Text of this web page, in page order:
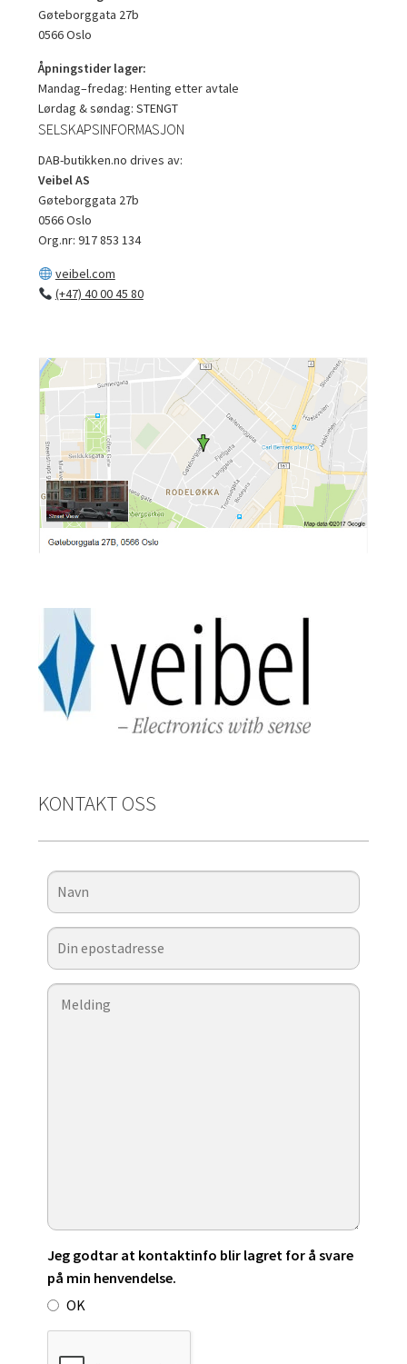
Gøteborggata 27b
0566 Oslo
Åpningstider lager:
Mandag–fredag: Henting etter avtale
Lørdag & søndag: STENGT
SELSKAPSINFORMASJON
DAB-butikken.no drives av:
Veibel AS
Gøteborggata 27b
0566 Oslo
Org.nr: 917 853 134
veibel.com
(+47) 40 00 45 80
KONTAKT OSS
Jeg godtar at kontaktinfo blir lagret for å svare
på min henvendelse.
OK